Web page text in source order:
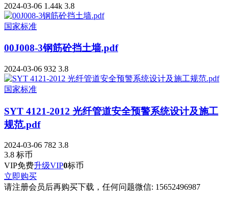
2024-03-06 1.44k 3.8
国家标准
00J008-3钢筋砼挡土墙.pdf
2024-03-06 932 3.8
国家标准
SYT 4121-2012 光纤管道安全预警系统设计及施工
规范.pdf
2024-03-06 782 3.8
3.8 标币
VIP免费升级VIP0标币
立即购买
请注册会员后再购买下载，任何问题微信: 15652496987